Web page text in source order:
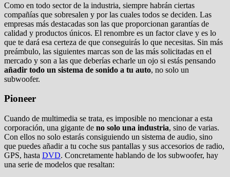
Como en todo sector de la industria, siempre habrán ciertas
compañías que sobresalen y por las cuales todos se deciden. Las
empresas más destacadas son las que proporcionan garantías de
calidad y productos únicos. El renombre es un factor clave y es lo
que te dará esa certeza de que conseguirás lo que necesitas. Sin más
preámbulo, las siguientes marcas son de las más solicitadas en el
mercado y son a las que deberías echarle un ojo si estás pensando
añadir todo un sistema de sonido a tu auto, no solo un
subwoofer.
Pioneer
Cuando de multimedia se trata, es imposible no mencionar a esta
corporación, una gigante de no solo una industria, sino de varias.
Con ellos no solo estarás consiguiendo un sistema de audio, sino
que puedes añadir a tu coche sus pantallas y sus accesorios de radio,
GPS, hasta DVD. Concretamente hablando de los subwoofer, hay
una serie de modelos que resaltan: